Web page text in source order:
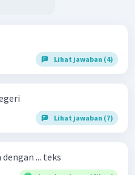
Lihat jawaban (4)
Lihat jawaban (7)
... teks